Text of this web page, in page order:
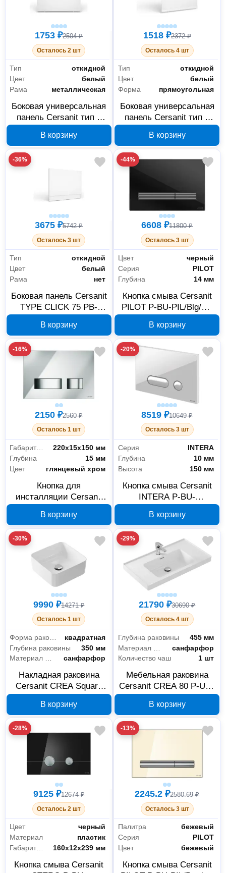
1753 ₽2504 ₽
Осталось 2 шт
Тип
откидной
Цвет
белый
Рама
металлическая
Боковая универсальная
панель Cersanit тип 3
В корзину
1518 ₽2372 ₽
Осталось 4 шт
Тип
откидной
Цвет
белый
Форма
прямоугольная
Боковая универсальная
панель Cersanit тип 2
В корзину
-36%
3675 ₽5742 ₽
Осталось 3 шт
Тип
откидной
Цвет
белый
Рама
нет
Боковая панель Cersanit
TYPE CLICK 75 PB-
белая
В корзину
-44%
6608 ₽11800 ₽
Осталось 3 шт
Цвет
черный
Серия
PILOT
Глубина
14 мм
Кнопка смыва Cersanit
PILOT P-BU-PIL/Blg/Gl,
В корзину
-16%
2150 ₽2560 ₽
Осталось 1 шт
Габариты без упаковки
220х15х150 мм
Глубина
15 мм
Цвет
глянцевый хром
Кнопка для
инсталляции Cersanit
глянцевый хром
В корзину
-20%
8519 ₽10649 ₽
Осталось 3 шт
Серия
INTERA
Глубина
10 мм
Высота
150 мм
Кнопка смыва Cersanit
INTERA P-BU-
В корзину
-30%
9990 ₽14271 ₽
Осталось 1 шт
квадратная
Глубина раковины
350 мм
Материал раковины
санфарфор
Накладная раковина
Cersanit CREA Square
см без отверстий
В корзину
-29%
21790 ₽30690 ₽
Осталось 4 шт
Глубина раковины
455 мм
санфарфор
Количество чаш
1 шт
Мебельная раковина
Cersanit CREA 80 P-UM-
В корзину
-28%
9125 ₽12674 ₽
Осталось 2 шт
Цвет
черный
Материал
пластик
Габариты без упаковки
160х12х239 мм
Кнопка смыва Cersanit
-13%
2245.2 ₽2580.69 ₽
Осталось 3 шт
Палитра
бежевый
Серия
PILOT
Цвет
бежевый
Кнопка смыва Cersanit